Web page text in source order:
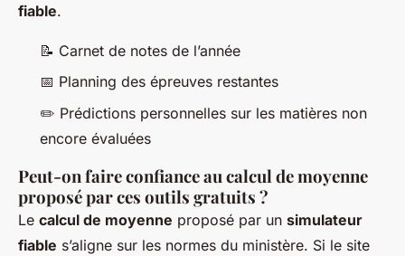
fiable.
📝 Carnet de notes de l’année
📅 Planning des épreuves restantes
✏️ Prédictions personnelles sur les matières non
encore évaluées
Peut-on faire confiance au calcul de moyenne
proposé par ces outils gratuits ?
Le calcul de moyenne proposé par un simulateur
fiable s’aligne sur les normes du ministère. Si le site